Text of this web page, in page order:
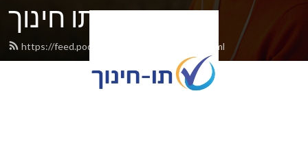
תו חינוך
https://feed.podbean.com/tavchinuch/feed.xml